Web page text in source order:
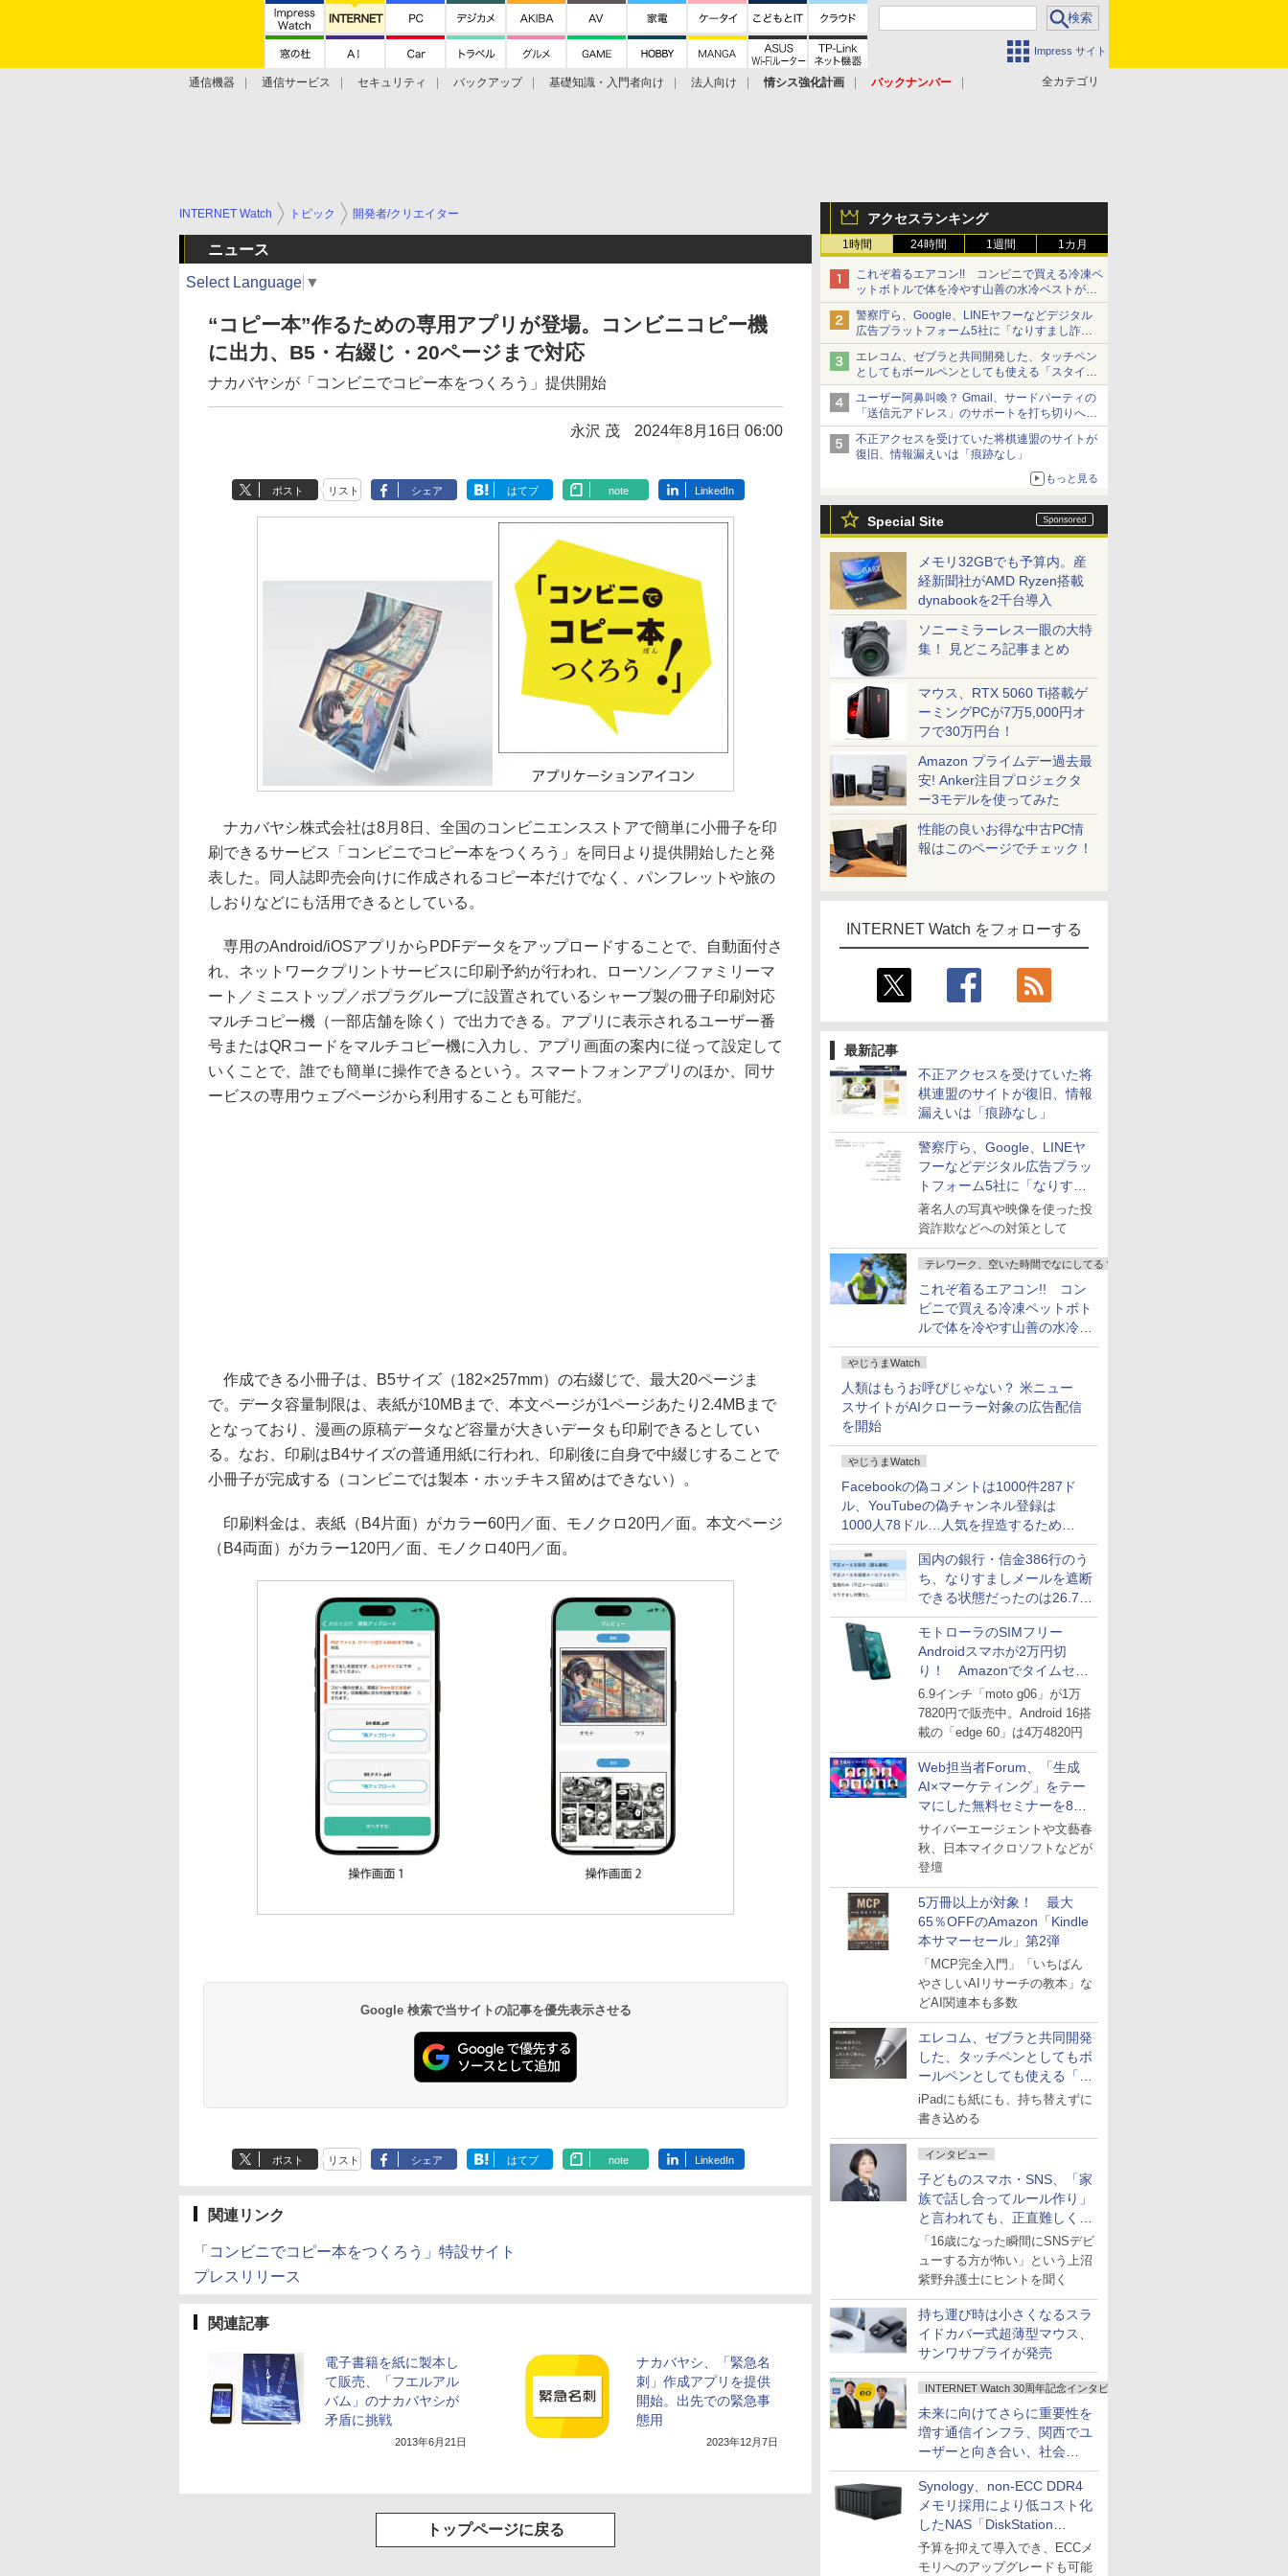
Impress サイト
全カテゴリ
通信機器 通信サービス セキュリティ バックアップ 基礎知識・入門者向け 法人向け 情シス強化計画
バックナンバー
アクセスランキング
1時間 24時間 1週間 1カ月
これぞ着るエアコン!! コンビニで買える冷凍ペ
ットボトルで体を冷やす山善の水冷ベストがロ
ードバイクにちょうどいい【ぼっち・ざ・ろー
ど！その14】【空いた時間でなにしてる？】
警察庁ら、Google、LINEヤフーなどデジタル
広告プラットフォーム5社に「なりすまし詐欺
広告」対策強化を要請 著名人の写真や映像を
使った投資詐欺などへの対策として
エレコム、ゼブラと共同開発した、タッチペン
としてもボールペンとしても使える「スタイラ
スツーウェイ」発売 iPadにも紙にも、持ち替
えずに書き込める
ユーザー阿鼻叫喚？ Gmail、サードパーティの
「送信元アドレス」のサポートを打ち切りへ
【やじうまWatch】
不正アクセスを受けていた将棋連盟のサイトが
復旧、情報漏えいは「痕跡なし」
もっと見る
Special Site
メモリ32GBでも予算内。産
経新聞社がAMD Ryzen搭載
dynabookを2千台導入
ソニーミラーレス一眼の大特
集！ 見どころ記事まとめ
マウス、RTX 5060 Ti搭載ゲ
ーミングPCが7万5,000円オ
フで30万円台！
Amazon プライムデー過去最
安! Anker注目プロジェクタ
ー3モデルを使ってみた
性能の良いお得な中古PC情
報はこのページでチェック！
INTERNET Watch をフォローする
最新記事
不正アクセスを受けていた将
棋連盟のサイトが復旧、情報
漏えいは「痕跡なし」
警察庁ら、Google、LINEヤ
フーなどデジタル広告プラッ
トフォーム5社に「なりすま
し詐欺広告」対策強化を要請
著名人の写真や映像を使った投
資詐欺などへの対策として
テレワーク、空いた時間でなにしてる？
これぞ着るエアコン!! コン
ビニで買える冷凍ペットボト
ルで体を冷やす山善の水冷ベ
ストがロードバイクにちょう
どいい【ぼっち・ざ・ろー
ど！その14】
やじうまWatch
人類はもうお呼びじゃない？ 米ニュー
スサイトがAIクローラー対象の広告配信
を開始
やじうまWatch
Facebookの偽コメントは1000件287ド
ル、YouTubeの偽チャンネル登録は
1000人78ドル…人気を捏造するための
価格リストが公開中
国内の銀行・信金386行のう
ち、なりすましメールを遮断
できる状態だったのは26.7％
にとどまる～GMOブランド
セキュリティ調査
モトローラのSIMフリー
Androidスマホが2万円切
り！ Amazonでタイムセー
ル
6.9インチ「moto g06」が1万
7820円で販売中。Android 16搭
載の「edge 60」は4万4820円
Web担当者Forum、「生成
AI×マーケティング」をテー
マにした無料セミナーを8月
27日にオンライン開催
サイバーエージェントや文藝春
秋、日本マイクロソフトなどが
登壇
5万冊以上が対象！ 最大
65％OFFのAmazon「Kindle
本サマーセール」第2弾
「MCP完全入門」「いちばん
やさしいAIリサーチの教本」な
どAI関連本も多数
エレコム、ゼブラと共同開発
した、タッチペンとしてもボ
ールペンとしても使える「ス
タイラスツーウェイ」発売
iPadにも紙にも、持ち替えずに
書き込める
インタビュー
子どものスマホ・SNS、「家
族で話し合ってルール作り」
と言われても、正直難しくな
いですか？
「16歳になった瞬間にSNSデビ
ューする方が怖い」という上沼
紫野弁護士にヒントを聞く
持ち運び時は小さくなるスラ
イドカバー式超薄型マウス、
サンワサプライが発売
INTERNET Watch 30周年記念インタビュー
未来に向けてさらに重要性を
増す通信インフラ、関西でユ
ーザーと向き合い、社会
の“あたらしい”を起動し続け
る～オプテージ
Synology、non-ECC DDR4
メモリ採用により低コスト化
したNAS「DiskStation
neo+」シリーズ
予算を抑えて導入でき、ECCメ
モリへのアップグレードも可能
INTERNET Watch トピック 開発者/クリエイター
ニュース
Select Language ▼
“コピー本”作るための専用アプリが登場。コンビニコピー機
に出力、B5・右綴じ・20ページまで対応
ナカバヤシが「コンビニでコピー本をつくろう」提供開始
永沢 茂 2024年8月16日 06:00
ポスト リスト シェア はてブ note LinkedIn
ナカバヤシ株式会社は8月8日、全国のコンビニエンスストアで簡単に小冊子を印
刷できるサービス「コンビニでコピー本をつくろう」を同日より提供開始したと発
表した。同人誌即売会向けに作成されるコピー本だけでなく、パンフレットや旅の
しおりなどにも活用できるとしている。
専用のAndroid/iOSアプリからPDFデータをアップロードすることで、自動面付さ
れ、ネットワークプリントサービスに印刷予約が行われ、ローソン／ファミリーマ
ート／ミニストップ／ポプラグループに設置されているシャープ製の冊子印刷対応
マルチコピー機（一部店舗を除く）で出力できる。アプリに表示されるユーザー番
号またはQRコードをマルチコピー機に入力し、アプリ画面の案内に従って設定して
いくことで、誰でも簡単に操作できるという。スマートフォンアプリのほか、同サ
ービスの専用ウェブページから利用することも可能だ。
作成できる小冊子は、B5サイズ（182×257mm）の右綴じで、最大20ページま
で。データ容量制限は、表紙が10MBまで、本文ページが1ページあたり2.4MBまで
となっており、漫画の原稿データなど容量が大きいデータも印刷できるとしてい
る。なお、印刷はB4サイズの普通用紙に行われ、印刷後に自身で中綴じすることで
小冊子が完成する（コンビニでは製本・ホッチキス留めはできない）。
印刷料金は、表紙（B4片面）がカラー60円／面、モノクロ20円／面。本文ページ
（B4両面）がカラー120円／面、モノクロ40円／面。
Google 検索で当サイトの記事を優先表示させる
ポスト リスト シェア はてブ note LinkedIn
関連リンク
「コンビニでコピー本をつくろう」特設サイト
プレスリリース
関連記事
電子書籍を紙に製本し
て販売、「フエルアル
バム」のナカバヤシが
矛盾に挑戦
2013年6月21日
ナカバヤシ、「緊急名
刺」作成アプリを提供
開始。出先での緊急事
態用
2023年12月7日
トップページに戻る